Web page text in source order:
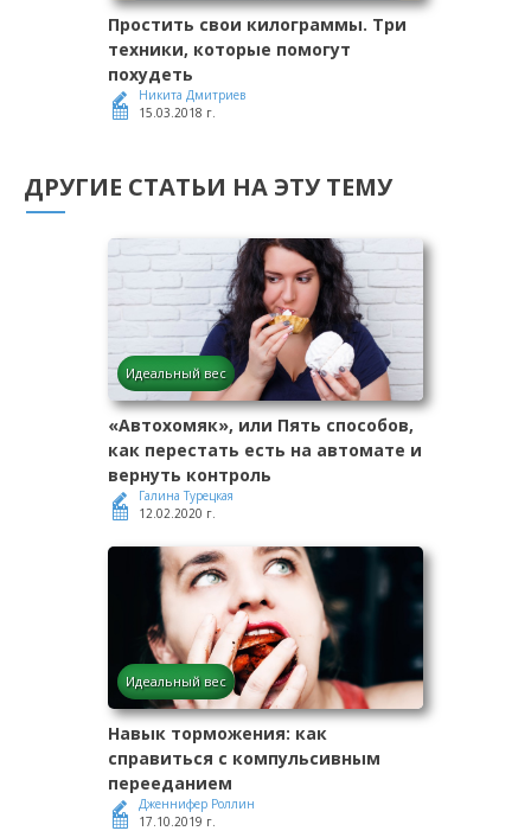
Простить свои килограммы. Три
техники, которые помогут
похудеть
Никита Дмитриев
15.03.2018 г.
ДРУГИЕ СТАТЬИ НА ЭТУ ТЕМУ
Идеальный вес
«Автохомяк», или Пять способов,
как перестать есть на автомате и
вернуть контроль
Галина Турецкая
12.02.2020 г.
Идеальный вес
Навык торможения: как
справиться с компульсивным
перееданием
Дженнифер Роллин
17.10.2019 г.